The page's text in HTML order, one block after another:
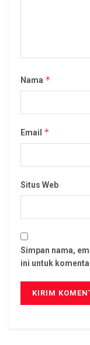
Nama *
Email *
Situs Web
Simpan nama,
ini untuk